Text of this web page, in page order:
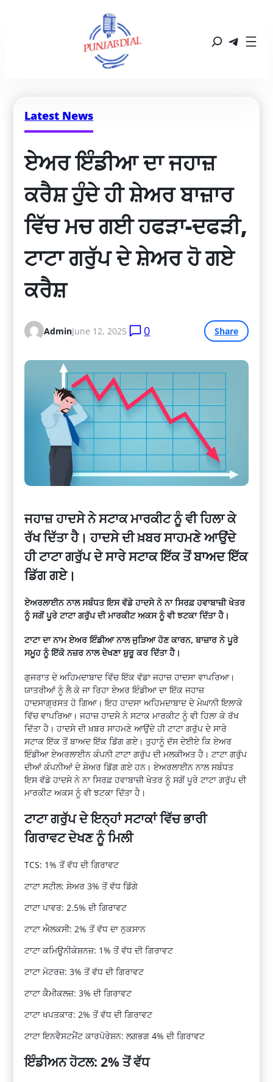
Latest News
ਏਅਰ ਇੰਡੀਆ ਦਾ ਜਹਾਜ਼
ਕਰੈਸ਼ ਹੁੰਦੇ ਹੀ ਸ਼ੇਅਰ ਬਾਜ਼ਾਰ
ਵਿੱਚ ਮਚ ਗਈ ਹਫੜਾ-ਦਫੜੀ,
ਟਾਟਾ ਗਰੁੱਪ ਦੇ ਸ਼ੇਅਰ ਹੋ ਗਏ
ਕਰੈਸ਼
AdminJune 12, 2025 0 Share
ਜਹਾਜ਼ ਹਾਦਸੇ ਨੇ ਸਟਾਕ ਮਾਰਕੀਟ ਨੂੰ ਵੀ ਹਿਲਾ ਕੇ
ਰੱਖ ਦਿੱਤਾ ਹੈ। ਹਾਦਸੇ ਦੀ ਖ਼ਬਰ ਸਾਹਮਣੇ ਆਉਂਦੇ
ਹੀ ਟਾਟਾ ਗਰੁੱਪ ਦੇ ਸਾਰੇ ਸਟਾਕ ਇੱਕ ਤੋਂ ਬਾਅਦ ਇੱਕ
ਡਿੱਗ ਗਏ।
ਏਅਰਲਾਈਨ ਨਾਲ ਸਬੰਧਤ ਇਸ ਵੱਡੇ ਹਾਦਸੇ ਨੇ ਨਾ ਸਿਰਫ਼ ਹਵਾਬਾਜ਼ੀ ਖੇਤਰ
ਨੂੰ ਸਗੋਂ ਪੂਰੇ ਟਾਟਾ ਗਰੁੱਪ ਦੀ ਮਾਰਕੀਟ ਅਕਸ ਨੂੰ ਵੀ ਝਟਕਾ ਦਿੱਤਾ ਹੈ।
ਟਾਟਾ ਦਾ ਨਾਮ ਏਅਰ ਇੰਡੀਆ ਨਾਲ ਜੁੜਿਆ ਹੋਣ ਕਾਰਨ, ਬਾਜ਼ਾਰ ਨੇ ਪੂਰੇ
ਸਮੂਹ ਨੂੰ ਇੱਕੋ ਨਜ਼ਰ ਨਾਲ ਦੇਖਣਾ ਸ਼ੁਰੂ ਕਰ ਦਿੱਤਾ ਹੈ।
ਗੁਜਰਾਤ ਦੇ ਅਹਿਮਦਾਬਾਦ ਵਿੱਚ ਇੱਕ ਵੱਡਾ ਜਹਾਜ਼ ਹਾਦਸਾ ਵਾਪਰਿਆ।
ਯਾਤਰੀਆਂ ਨੂੰ ਲੈ ਕੇ ਜਾ ਰਿਹਾ ਏਅਰ ਇੰਡੀਆ ਦਾ ਇੱਕ ਜਹਾਜ਼
ਹਾਦਸਾਗ੍ਰਸਤ ਹੋ ਗਿਆ। ਇਹ ਹਾਦਸਾ ਅਹਿਮਦਾਬਾਦ ਦੇ ਮੇਘਾਨੀ ਇਲਾਕੇ
ਵਿੱਚ ਵਾਪਰਿਆ। ਜਹਾਜ਼ ਹਾਦਸੇ ਨੇ ਸਟਾਕ ਮਾਰਕੀਟ ਨੂੰ ਵੀ ਹਿਲਾ ਕੇ ਰੱਖ
ਦਿੱਤਾ ਹੈ। ਹਾਦਸੇ ਦੀ ਖ਼ਬਰ ਸਾਹਮਣੇ ਆਉਂਦੇ ਹੀ ਟਾਟਾ ਗਰੁੱਪ ਦੇ ਸਾਰੇ
ਸਟਾਕ ਇੱਕ ਤੋਂ ਬਾਅਦ ਇੱਕ ਡਿੱਗ ਗਏ। ਤੁਹਾਨੂੰ ਦੱਸ ਦੇਈਏ ਕਿ ਏਅਰ
ਇੰਡੀਆ ਏਅਰਲਾਈਨ ਕੰਪਨੀ ਟਾਟਾ ਗਰੁੱਪ ਦੀ ਮਲਕੀਅਤ ਹੈ। ਟਾਟਾ ਗਰੁੱਪ
ਦੀਆਂ ਕੰਪਨੀਆਂ ਦੇ ਸ਼ੇਅਰ ਡਿੱਗ ਗਏ ਹਨ। ਏਅਰਲਾਈਨ ਨਾਲ ਸਬੰਧਤ
ਇਸ ਵੱਡੇ ਹਾਦਸੇ ਨੇ ਨਾ ਸਿਰਫ਼ ਹਵਾਬਾਜ਼ੀ ਖੇਤਰ ਨੂੰ ਸਗੋਂ ਪੂਰੇ ਟਾਟਾ ਗਰੁੱਪ ਦੀ
ਮਾਰਕੀਟ ਅਕਸ ਨੂੰ ਵੀ ਝਟਕਾ ਦਿੱਤਾ ਹੈ।
ਟਾਟਾ ਗਰੁੱਪ ਦੇ ਇਨ੍ਹਾਂ ਸਟਾਕਾਂ ਵਿੱਚ ਭਾਰੀ
ਗਿਰਾਵਟ ਦੇਖਣ ਨੂੰ ਮਿਲੀ
TCS: 1% ਤੋਂ ਵੱਧ ਦੀ ਗਿਰਾਵਟ
ਟਾਟਾ ਸਟੀਲ: ਸ਼ੇਅਰ 3% ਤੋਂ ਵੱਧ ਡਿੱਗੇ
ਟਾਟਾ ਪਾਵਰ: 2.5% ਦੀ ਗਿਰਾਵਟ
ਟਾਟਾ ਐਲਕਸੀ: 2% ਤੋਂ ਵੱਧ ਦਾ ਨੁਕਸਾਨ
ਟਾਟਾ ਕਮਿਊਨੀਕੇਸ਼ਨਜ਼: 1% ਤੋਂ ਵੱਧ ਦੀ ਗਿਰਾਵਟ
ਟਾਟਾ ਮੋਟਰਜ਼: 3% ਤੋਂ ਵੱਧ ਦੀ ਗਿਰਾਵਟ
ਟਾਟਾ ਕੈਮੀਕਲਜ਼: 3% ਦੀ ਗਿਰਾਵਟ
ਟਾਟਾ ਖਪਤਕਾਰ: 2% ਤੋਂ ਵੱਧ ਦੀ ਗਿਰਾਵਟ
ਟਾਟਾ ਇਨਵੈਸਟਮੈਂਟ ਕਾਰਪੋਰੇਸ਼ਨ: ਲਗਭਗ 4% ਦੀ ਗਿਰਾਵਟ
ਇੰਡੀਅਨ ਹੋਟਲ: 2% ਤੋਂ ਵੱਧ